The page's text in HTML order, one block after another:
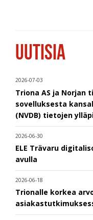
UUTISIA
2026-07-03
Triona AS ja Norjan
sovelluksesta
(NVDB) tietojen
2026-06-30
ELE Trävaru
avulla
2026-06-18
Trionalle korkea